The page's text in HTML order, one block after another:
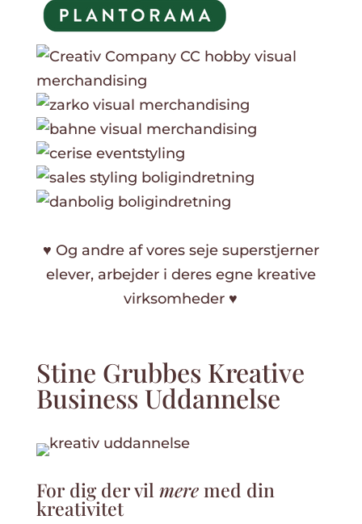
♥ Og andre af vores seje superstjerner
elever, arbejder i deres egne kreative
virksomheder ♥
Stine Grubbes Kreative
Business Uddannelse
For dig der vil meremed din
kreativitet